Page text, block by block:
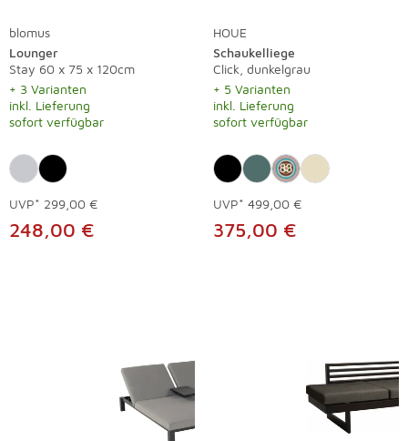
blomus
Lounger
Stay 60 x 75 x 120cm
+ 3 Varianten
inkl. Lieferung
sofort verfügbar
UVP* 299,00 €
248,00 €
HOUE
Schaukelliege
Click, dunkelgrau
+ 5 Varianten
inkl. Lieferung
sofort verfügbar
UVP* 499,00 €
375,00 €